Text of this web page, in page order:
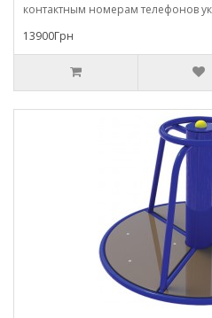
контактным номерам телефонов
13900Грн